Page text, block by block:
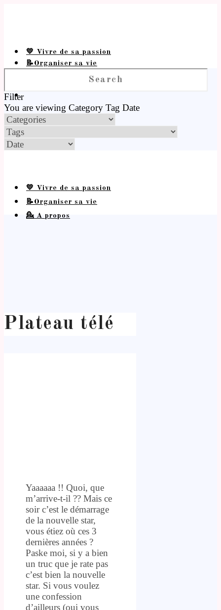
💛 Vivre de sa passion
📝Organiser sa vie
Filter
You are viewing Category Tag Date
💛 Vivre de sa passion
📝Organiser sa vie
💁 A propos
Plateau télé
Yaaaaaa !! Quoi, que
m’arrive-t-il ?? Mais ce
soir c’est le démarrage
de la nouvelle star,
vous étiez où ces 3
dernières années ?
Paske moi, si y a bien
un truc que je rate pas
c’est bien la nouvelle
star. Si vous voulez
une confession
d’ailleurs (oui vous